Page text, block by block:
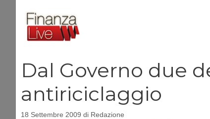
contenuto
Dal Governo due
antiriciclaggio
18 Settembre 2009 di Redazione